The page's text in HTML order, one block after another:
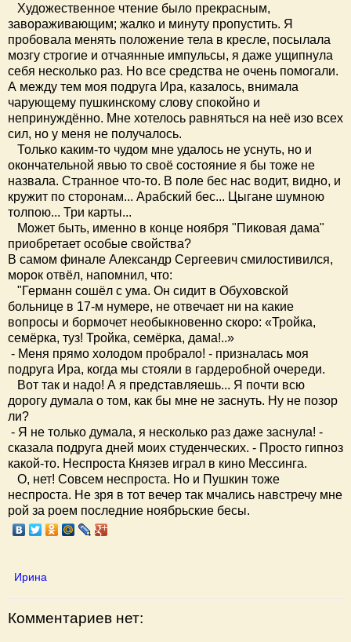
Художественное чтение было прекрасным,
завораживающим; жалко и минуту пропустить. Я
пробовала менять положение тела в кресле, посылала
мозгу строгие и отчаянные импульсы, я даже ущипнула
себя несколько раз. Но все средства не очень помогали.
А между тем моя подруга Ира, казалось, внимала
чарующему пушкинскому слову спокойно и
непринуждённо. Мне хотелось равняться на неё изо всех
сил, но у меня не получалось.
Только каким-то чудом мне удалось не уснуть, но и
окончательной явью то своё состояние я бы тоже не
назвала. Странное что-то. В поле бес нас водит, видно, и
кружит по сторонам... Арабский бес... Цыгане шумною
толпою... Три карты...
Может быть, именно в конце ноября "Пиковая дама"
приобретает особые свойства?
В самом финале Александр Сергеевич смилостивился,
морок отвёл, напомнил, что:
"Германн сошёл с ума. Он сидит в Обуховской
больнице в 17-м нумере, не отвечает ни на какие
вопросы и бормочет необыкновенно скоро: «Тройка,
семёрка, туз! Тройка, семёрка, дама!..»
- Меня прямо холодом пробрало! - призналась моя
подруга Ира, когда мы стояли в гардеробной очереди.
Вот так и надо! А я представляешь... Я почти всю
дорогу думала о том, как бы мне не заснуть. Ну не позор
ли?
- Я не только думала, я несколько раз даже заснула! -
сказала подруга дней моих студенческих. - Просто гипноз
какой-то. Неспроста Князев играл в кино Мессинга.
О, нет! Совсем неспроста. Но и Пушкин тоже
неспроста. Не зря в тот вечер так мчались навстречу мне
рой за роем последние ноябрьские бесы.
Ирина
Комментариев нет: